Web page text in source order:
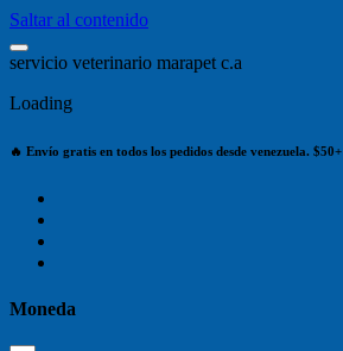
Saltar al contenido
servicio veterinario marapet c.a
Loading
🔥 Envío gratis en todos los pedidos desde venezuela. $50+
Moneda